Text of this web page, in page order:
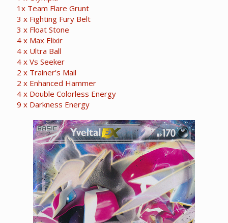
1x Team Flare Grunt
3 x Fighting Fury Belt
3 x Float Stone
4 x Max Elixir
4 x Ultra Ball
4 x Vs Seeker
2 x Trainer's Mail
2 x Enhanced Hammer
4 x Double Colorless Energy
9 x Darkness Energy